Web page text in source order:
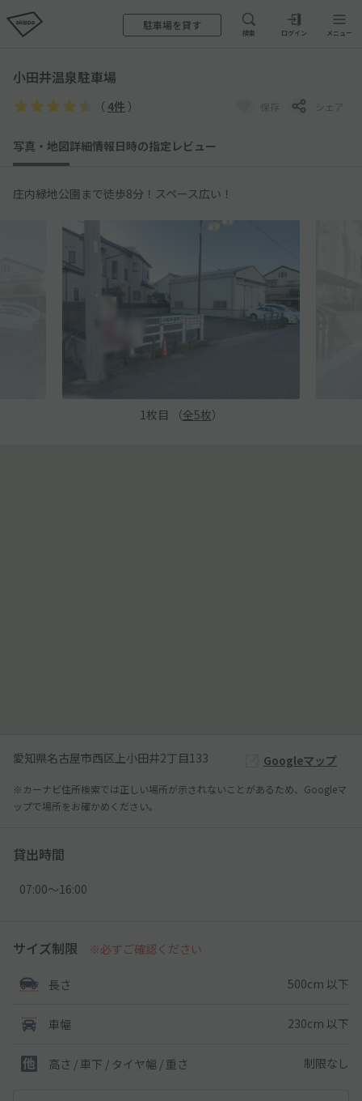
駐車場を貸す
検索 ログイン メニュー
小田井温泉駐車場
（ 4件 ） 保存 シェア
写真・地図詳細情報日時の指定 レビュー
庄内緑地公園まで徒歩8分！スペース広い！
1 枚目 （全5枚）
愛知県名古屋市西区上小田井2丁目133 Googleマップ
※カーナビ住所検索では正しい場所が示されないことがあるため、Googleマ
ップで場所をお確かめください。
貸出時間
07:00〜16:00
サイズ制限 ※必ずご確認ください
長さ 500cm 以下
車幅 230cm 以下
高さ / 車下 / タイヤ幅 / 重さ 制限なし